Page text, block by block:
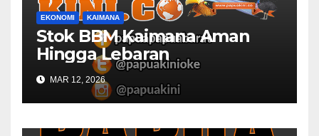
EKONOMI KAIMANA
Stok BBM Kaimana Aman
Hingga Lebaran
MAR 12, 2026